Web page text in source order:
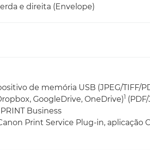
e direita (Envelope)
de memória USB (JPEG/TIFF/
GoogleDrive, OneDrive)1
Business
Print Service Plug-in, aplicação